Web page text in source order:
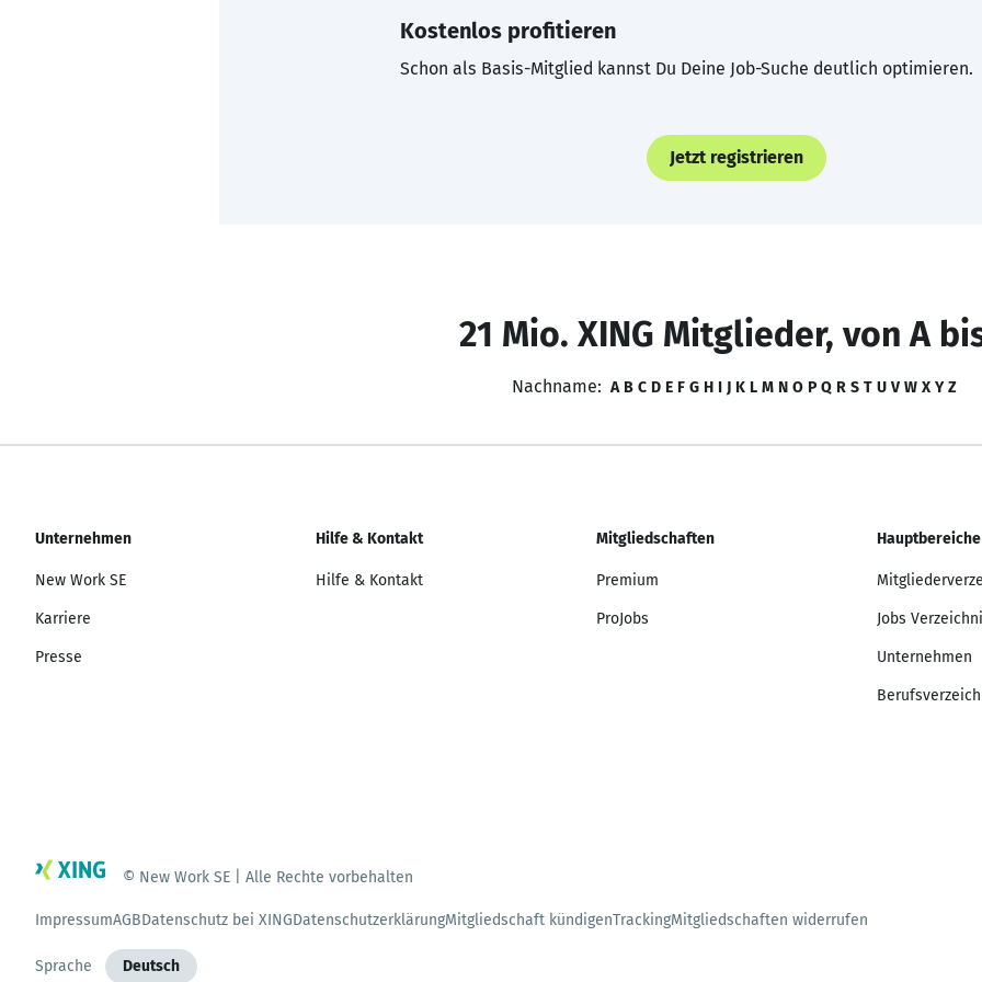
Kostenlos profitieren
Schon als Basis-Mitglied kannst Du Deine Job-Suche deutlich optimieren.
Jetzt registrieren
21 Mio. XING Mitglieder, von A
Nachname: A B C D E F G H I J K L M N O P Q R S T U V W X Y Z
Unternehmen
New Work SE
Karriere
Presse
Hilfe & Kontakt
Hilfe & Kontakt
Mitgliedschaften
Premium
ProJobs
Hauptbereiche
Jobs
Unternehmen
© New Work SE | Alle Rechte vorbehalten
ImpressumAGBDatenschutz bei XINGDatenschutzerklärungMitgliedschaft kündigenTrackingMitgliedschaften widerrufen
Sprache Deutsch